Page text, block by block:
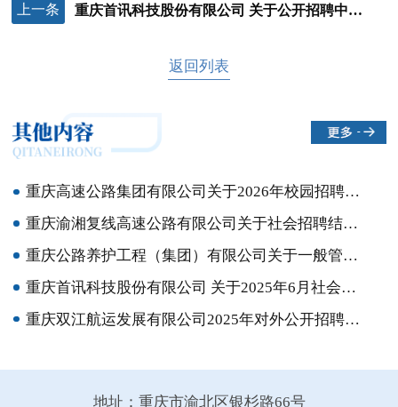
上一条 重庆首讯科技股份有限公司 关于公开招聘中层管理人员的公告
返回列表
重庆高速公路集团有限公司关于2026年校园招聘拟聘用人员的公示
重庆渝湘复线高速公路有限公司关于社会招聘结果的公示
重庆公路养护工程（集团）有限公司关于一般管理人员选聘结果的公示
重庆首讯科技股份有限公司 关于2025年6月社会招聘结果的公示
重庆双江航运发展有限公司2025年对外公开招聘简章
地址：重庆市渝北区银杉路66号